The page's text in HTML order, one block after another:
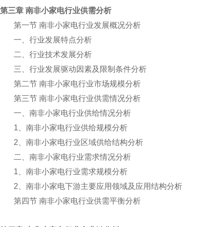
第三章 南非小家电行业供需分析
第一节 南非小家电行业发展概况分析
一、行业发展特点分析
二、行业技术发展分析
三、行业发展驱动因素及限制条件分析
第二节 南非小家电行业市场规模分析
第三节 南非小家电行业供需情况分析
一、南非小家电行业供给情况分析
1 、南非小家电行业供给规模分析
2 、南非小家电行业区域供给结构分析
二、南非小家电行业需求情况分析
1 、南非小家电行业需求规模分析
2 、南非小家电下游主要应用领域及应用结构分析
第四节 南非小家电行业供需平衡分析